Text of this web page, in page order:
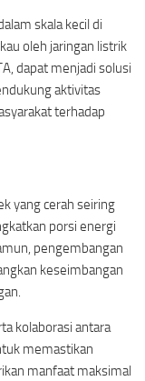
skala kecil di
oleh jaringan listrik
dapat menjadi solusi
aktivitas
terhadap
yang cerah seiring
porsi energi
pengembangan
keseimbangan
kolaborasi antara
memastikan
manfaat maksimal